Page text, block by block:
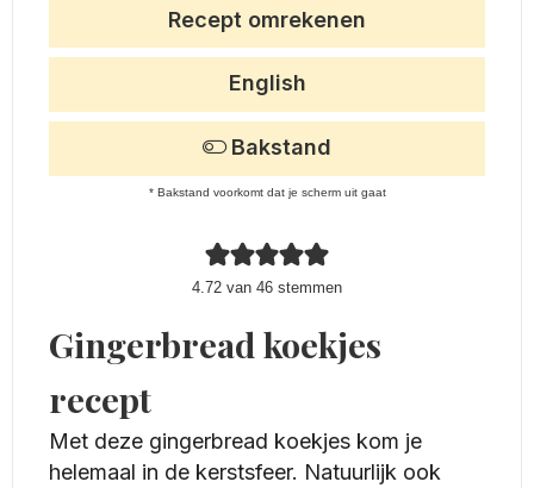
4.72 van 46 stemmen
Recept omrekenen
English
Bakstand
* Bakstand voorkomt dat je scherm uit gaat
Gingerbread koekjes
recept
Met deze gingerbread koekjes kom je
helemaal in de kerstsfeer. Natuurlijk ook